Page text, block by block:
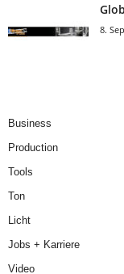
8.
Business
Production
Tools
Ton
Licht
Jobs + Karriere
Video